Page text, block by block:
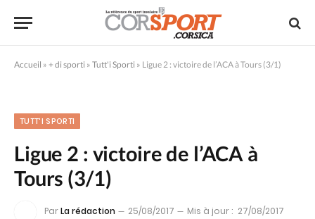
Accueil » + di sporti » Tutt'i Sporti » Ligue 2 : victoire de l’ACA à Tours (3/1)
TUTT'I SPORTI
Ligue 2 : victoire de l’ACA à
Tours (3/1)
ParLa rédaction 25/08/2017 Mis à jour : 27/08/2017